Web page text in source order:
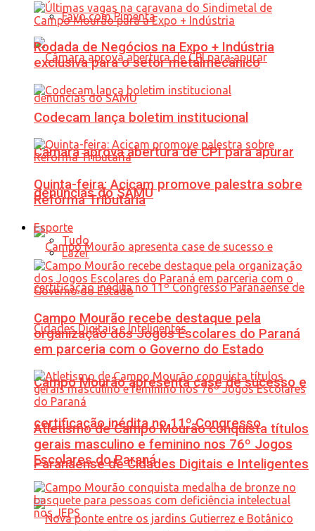
Favo com Pimenta
Câmara aprova abertura de CPI para apurar
denúncias do SAMU
Campo Mourão apresenta case de sucesso e
certificação inédita no 11º Congresso
Paranaense de Cidades Digitais e Inteligentes
Rodada de Negócios na Expo + Indústria
exclusiva para o setor metalmecânico
Codecam lança boletim institucional
Quinta-feira: Acicam promove palestra sobre
Reforma Tributária
Esporte
Tudo
Lazer
Campo Mourão recebe destaque pela
organização dos Jogos Escolares do Paraná
em parceria com o Governo do Estado
Atletismo de Campo Mourão conquista títulos
gerais masculino e feminino nos 76º Jogos
Escolares do Paraná